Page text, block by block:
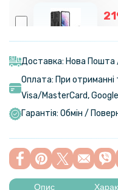
S22 Plus 5G
S22 Ultra 5G
Доставка: Нова Пошта
Оплата: При
Visa/MasterСard,
Гарантія: Обмін /
Опис